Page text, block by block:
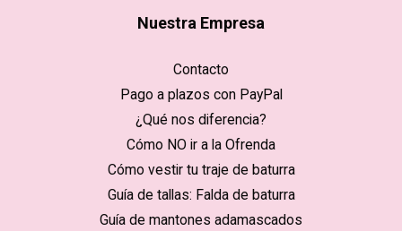
Nuestra Empresa
Contacto
Pago a plazos con PayPal
¿Qué nos diferencia?
Cómo NO ir a la Ofrenda
Cómo vestir tu traje de baturra
Guía de tallas: Falda de baturra
Guía de mantones adamascados